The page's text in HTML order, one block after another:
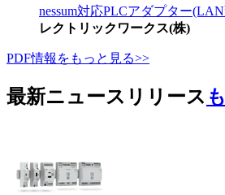
nessum対応PLCアダプター
レクトリックワークス(株)
PDF情報をもっと見る>>
最新ニュースリリース